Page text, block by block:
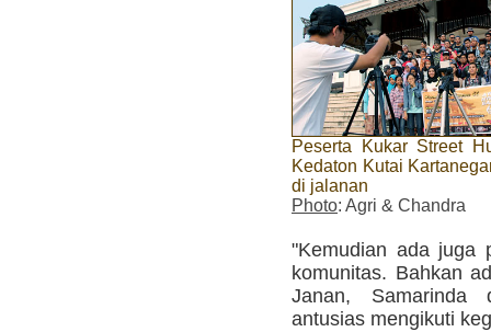
Peserta Kukar Street
Kedaton Kutai
di jalanan
Photo: Agri & Chandra
"Kemudian ada juga
komunitas. Bahkan
Janan, Samarinda
antusias mengikuti